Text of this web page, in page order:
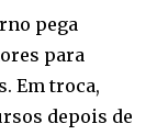
pega
para
Em troca,
depois de